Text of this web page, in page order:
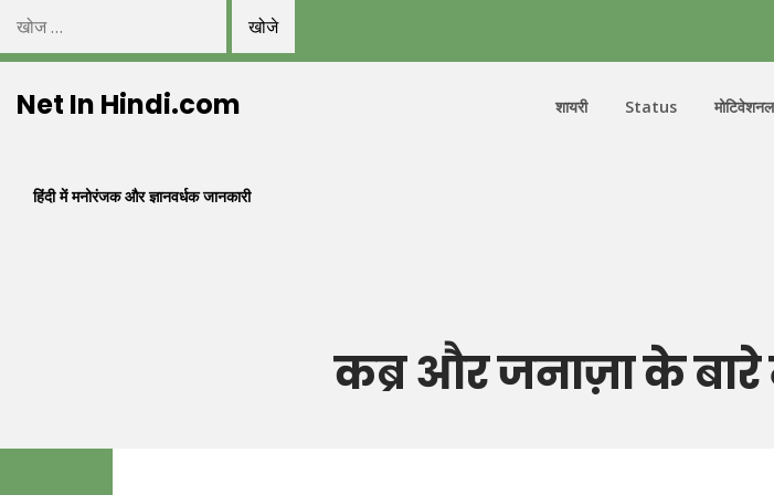
निम्न
को
खोजें:
toNet In Hindi.com
हिंदी में मनोरंजक और ज्ञानवर्धक जानकारी
शायरी Status मोटिवेशनल
कब्र और जनाज़ा के